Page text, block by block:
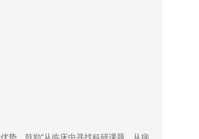
，鼓励“从临床中寻找科研课题、从病